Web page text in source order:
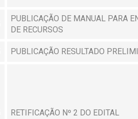
PUBLICAÇÃO DE MANUAL PARA
DE RECURSOS
PUBLICAÇÃO RESULTADO
RETIFICAÇÃO Nº 2 DO EDITAL